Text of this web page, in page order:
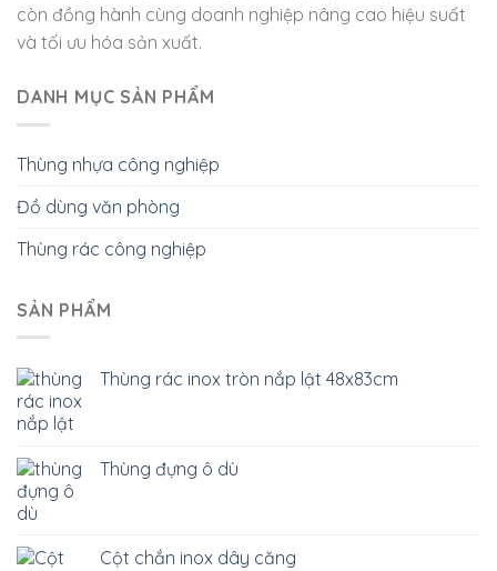
còn đồng hành cùng doanh nghiệp nâng cao hiệu suất
và tối ưu hóa sản xuất.
DANH MỤC SẢN PHẨM
Thùng nhựa công nghiệp
Đồ dùng văn phòng
Thùng rác công nghiệp
SẢN PHẨM
Thùng rác inox tròn nắp lật 48x83cm
Thùng đựng ô dù
Cột chắn inox dây căng